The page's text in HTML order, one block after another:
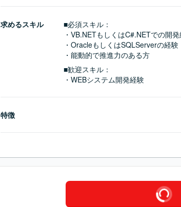
求めるスキル
■必須スキル：
・VB.NETもしくはC#.NETでの開
・OracleもしくはSQLServerの経験
・能動的で推進力のある方
■歓迎スキル：
・WEBシステム開発経験
特徴